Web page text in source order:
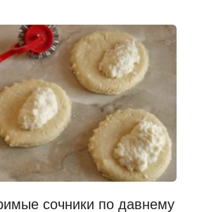
сочники по давнему